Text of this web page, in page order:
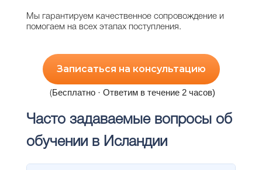
Мы гарантируем качественное сопровождение и
помогаем на всех этапах поступления.
Записаться на консультацию
(Бесплатно · Ответим в течение 2 часов)
Часто задаваемые вопросы об
обучении в Исландии